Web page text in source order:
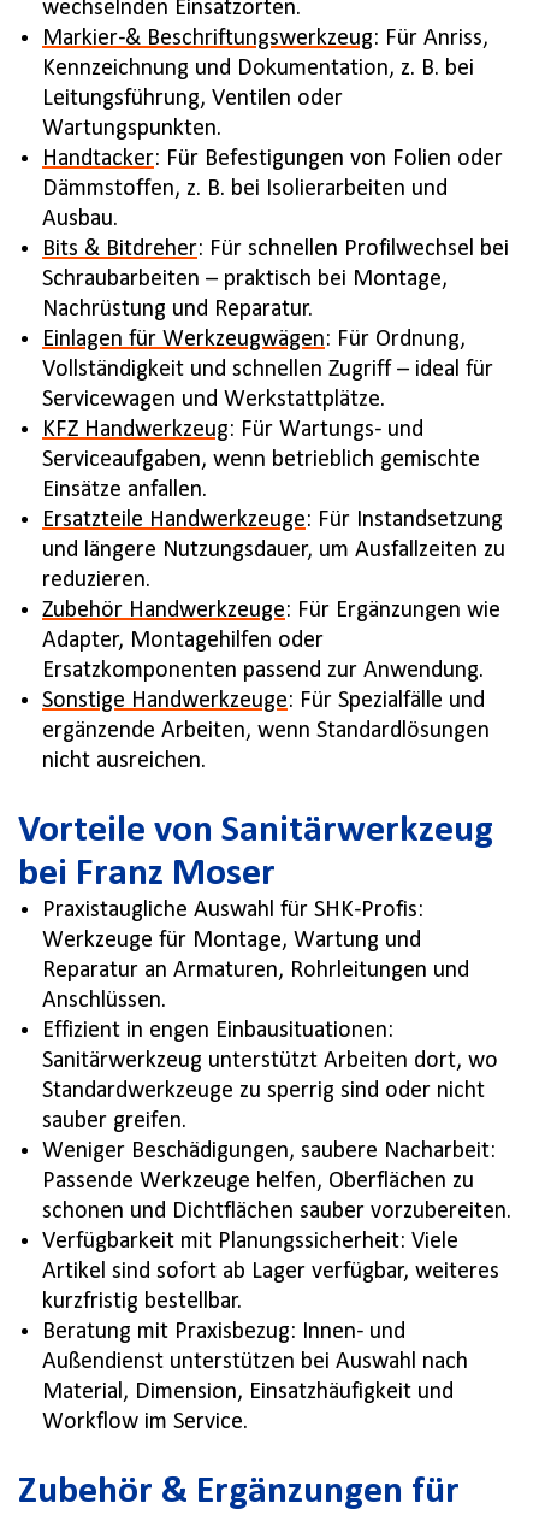
wechselnden Einsatzorten.
Markier-& Beschriftungswerkzeug: Für Anriss,
Kennzeichnung und Dokumentation, z. B. bei
Leitungsführung, Ventilen oder
Wartungspunkten.
Handtacker: Für Befestigungen von Folien oder
Dämmstoffen, z. B. bei Isolierarbeiten und
Ausbau.
Bits & Bitdreher: Für schnellen Profilwechsel bei
Schraubarbeiten – praktisch bei Montage,
Nachrüstung und Reparatur.
Einlagen für Werkzeugwägen: Für Ordnung,
Vollständigkeit und schnellen Zugriff – ideal für
Servicewagen und Werkstattplätze.
KFZ Handwerkzeug: Für Wartungs- und
Serviceaufgaben, wenn betrieblich gemischte
Einsätze anfallen.
Ersatzteile Handwerkzeuge: Für Instandsetzung
und längere Nutzungsdauer, um Ausfallzeiten zu
reduzieren.
Zubehör Handwerkzeuge: Für Ergänzungen wie
Adapter, Montagehilfen oder
Ersatzkomponenten passend zur Anwendung.
Sonstige Handwerkzeuge: Für Spezialfälle und
ergänzende Arbeiten, wenn Standardlösungen
nicht ausreichen.
Vorteile von Sanitärwerkzeug
bei Franz Moser
Praxistaugliche Auswahl für SHK-Profis:
Werkzeuge für Montage, Wartung und
Reparatur an Armaturen, Rohrleitungen und
Anschlüssen.
Effizient in engen Einbausituationen:
Sanitärwerkzeug unterstützt Arbeiten dort, wo
Standardwerkzeuge zu sperrig sind oder nicht
sauber greifen.
Weniger Beschädigungen, saubere Nacharbeit:
Passende Werkzeuge helfen, Oberflächen zu
schonen und Dichtflächen sauber vorzubereiten.
Verfügbarkeit mit Planungssicherheit: Viele
Artikel sind sofort ab Lager verfügbar, weiteres
kurzfristig bestellbar.
Beratung mit Praxisbezug: Innen- und
Außendienst unterstützen bei Auswahl nach
Material, Dimension, Einsatzhäufigkeit und
Workflow im Service.
Zubehör & Ergänzungen für